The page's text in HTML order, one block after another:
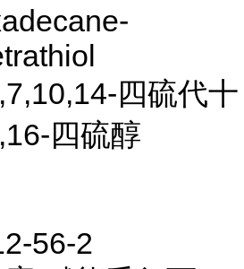
四硫代十
四硫醇
56-2